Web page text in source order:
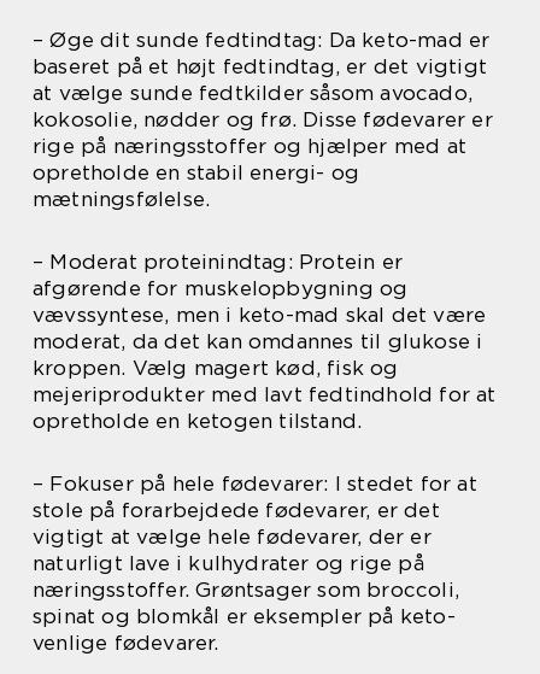
– Øge dit sunde fedtindtag: Da keto-mad er
baseret på et højt fedtindtag, er det vigtigt
at vælge sunde fedtkilder såsom avocado,
kokosolie, nødder og frø. Disse fødevarer er
rige på næringsstoffer og hjælper med at
opretholde en stabil energi- og
mætningsfølelse.
– Moderat proteinindtag: Protein er
afgørende for muskelopbygning og
vævssyntese, men i keto-mad skal det være
moderat, da det kan omdannes til glukose i
kroppen. Vælg magert kød, fisk og
mejeriprodukter med lavt fedtindhold for at
opretholde en ketogen tilstand.
– Fokuser på hele fødevarer: I stedet for at
stole på forarbejdede fødevarer, er det
vigtigt at vælge hele fødevarer, der er
naturligt lave i kulhydrater og rige på
næringsstoffer. Grøntsager som broccoli,
spinat og blomkål er eksempler på keto-
venlige fødevarer.